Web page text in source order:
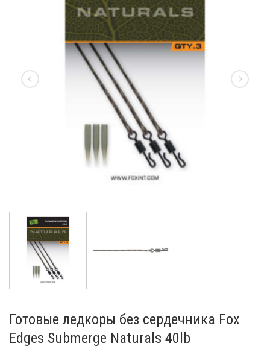
Готовые ледкоры без сердечника Fox
Edges Submerge Naturals 40lb